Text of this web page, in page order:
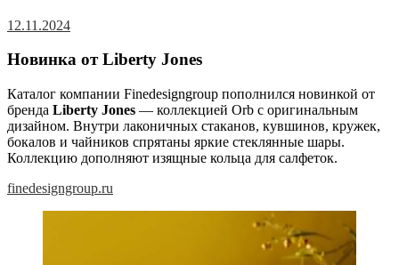
12.11.2024
Новинка от Liberty Jones
Каталог компании Finedesigngroup пополнился новинкой от
бренда Liberty Jones — коллекцией Orb с оригинальным
дизайном. Внутри лаконичных стаканов, кувшинов, кружек,
бокалов и чайников спрятаны яркие стеклянные шары.
Коллекцию дополняют изящные кольца для салфеток.
finedesigngroup.ru